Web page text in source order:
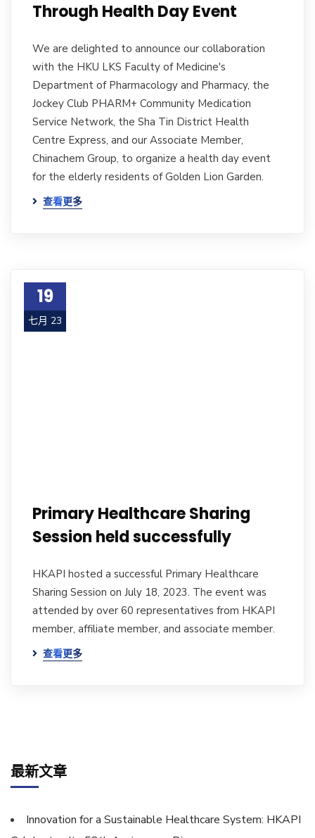
Through Health Day Event
We are delighted to announce our collaboration
with the HKU LKS Faculty of Medicine's
Department of Pharmacology and Pharmacy, the
Jockey Club PHARM+ Community Medication
Service Network, the Sha Tin District Health
Centre Express, and our Associate Member,
Chinachem Group, to organize a health day event
for the elderly residents of Golden Lion Garden.
查看更多
19
七月 23
Primary Healthcare Sharing
Session held successfully
HKAPI hosted a successful Primary Healthcare
Sharing Session on July 18, 2023. The event was
attended by over 60 representatives from HKAPI
member, affiliate member, and associate member.
查看更多
最新文章
Innovation for a Sustainable Healthcare System: HKAPI